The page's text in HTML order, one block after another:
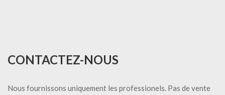
CONTACTEZ-NOUS
Nous fournissons uniquement les professionels. Pas de vente